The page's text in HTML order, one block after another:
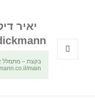
בקצת – מתמלל
main